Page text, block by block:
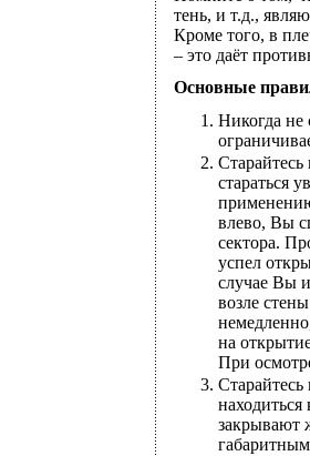
тень, и т.д.,
Кроме того, в
– это даёт
Основные
Никогда не
Старайтесь
стараться
влево, Вы
сектора.
успел
случае Вы
возле
на
При
закрывают